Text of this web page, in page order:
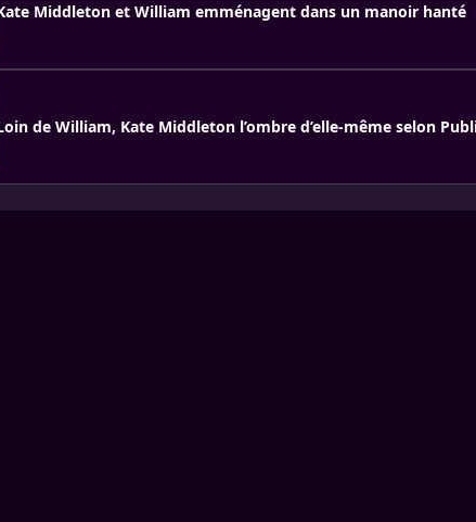
Middleton et William emménagent dans un manoir hanté
de William, Kate Middleton l’ombre d’elle-même selon